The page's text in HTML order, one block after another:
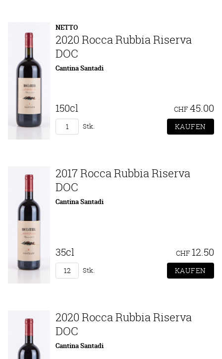
NETTO
2020 Rocca Rubbia Riserva
DOC
Cantina Santadi
150cl CHF 45.00
Stk.
2017 Rocca Rubbia Riserva
DOC
Cantina Santadi
35cl CHF 12.50
Stk.
2020 Rocca Rubbia Riserva
DOC
Cantina Santadi